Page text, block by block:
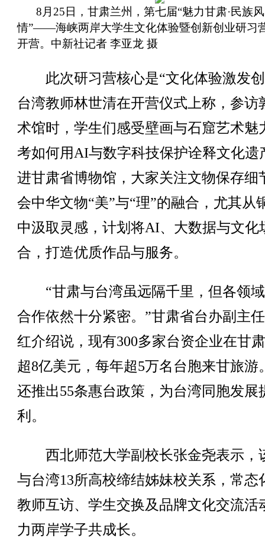
8月25日，甘肃兰州，第七届“魅力甘肃·民族风
情”——海峡两岸大学生文化体验暨创新创业研习
开营。中新社记者 李亚龙 摄
此次研习营核心是“文化体验激发创
台湾教师林世清在开营仪式上称，参访
术馆时，学生们感受壁画与石窟艺术魅
考如何用AI与数字科技保护诠释文化遗
进甘肃省博物馆，大家关注文物保存细
会中华文物“美”与“理”的融合，尤其从
中汲取灵感，计划将AI、大数据与文化
合，打造优质作品与服务。
“甘肃与台湾虽远隔千里，但各领
合作依然十分紧密。”甘肃省台办副主
红介绍说，现有300多家台资企业在甘
超8亿美元，每年超5万名台胞来甘旅游
还推出55条惠台政策，为台湾同胞发展
利。
西北师范大学副校长张金尧表示，
与台湾13所高校缔结姊妹校关系，常态
教师互访、学生交换及品牌文化交流活
力两岸学子共成长。